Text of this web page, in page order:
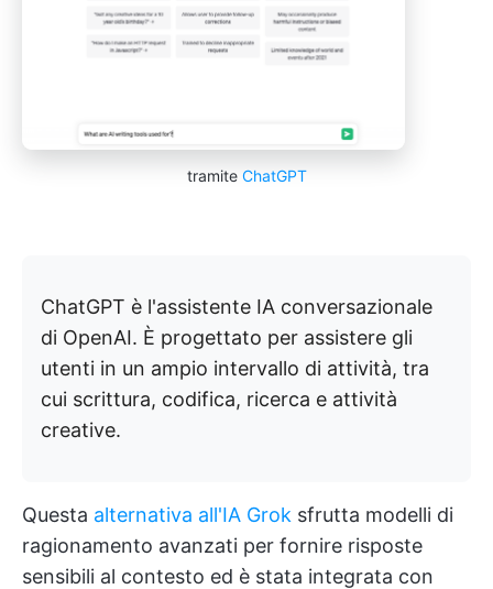
tramite ChatGPT
ChatGPT è l'assistente IA conversazionale
di OpenAI. È progettato per assistere gli
utenti in un ampio intervallo di attività, tra
cui scrittura, codifica, ricerca e attività
creative.
Questa alternativa all'IA Grok sfrutta modelli di
ragionamento avanzati per fornire risposte
sensibili al contesto ed è stata integrata con